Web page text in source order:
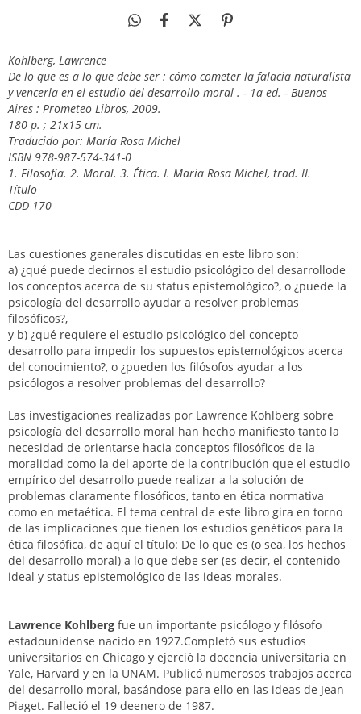
Kohlberg, Lawrence
De lo que es a lo que debe ser : cómo cometer la falacia naturalista
y vencerla en el estudio del desarrollo moral . - 1a ed. - Buenos
Aires : Prometeo Libros, 2009.
180 p. ; 21x15 cm.
Traducido por: María Rosa Michel
ISBN 978-987-574-341-0
1. Filosofía. 2. Moral. 3. Ética. I. María Rosa Michel, trad. II.
Título
CDD 170
Las cuestiones generales discutidas en este libro son:
a) ¿qué puede decirnos el estudio psicológico del desarrollode
los conceptos acerca de su status epistemológico?, o ¿puede la
psicología del desarrollo ayudar a resolver problemas
filosóficos?,
y b) ¿qué requiere el estudio psicológico del concepto
desarrollo para impedir los supuestos epistemológicos acerca
del conocimiento?, o ¿pueden los filósofos ayudar a los
psicólogos a resolver problemas del desarrollo?
Las investigaciones realizadas por Lawrence Kohlberg sobre
psicología del desarrollo moral han hecho manifiesto tanto la
necesidad de orientarse hacia conceptos filosóficos de la
moralidad como la del aporte de la contribución que el estudio
empírico del desarrollo puede realizar a la solución de
problemas claramente filosóficos, tanto en ética normativa
como en metaética. El tema central de este libro gira en torno
de las implicaciones que tienen los estudios genéticos para la
ética filosófica, de aquí el título: De lo que es (o sea, los hechos
del desarrollo moral) a lo que debe ser (es decir, el contenido
ideal y status epistemológico de las ideas morales.
Lawrence Kohlberg fue un importante psicólogo y filósofo
estadounidense nacido en 1927.Completó sus estudios
universitarios en Chicago y ejerció la docencia universitaria en
Yale, Harvard y en la UNAM. Publicó numerosos trabajos acerca
del desarrollo moral, basándose para ello en las ideas de Jean
Piaget. Falleció el 19 deenero de 1987.